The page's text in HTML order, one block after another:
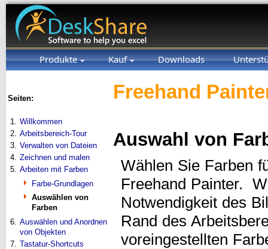
Produkte Kauf Downloads
Seiten:
1. Willkommen
2. Arbeitsbereich-Tour
3. Verwalten von Dateien
4. Zeichnen und malen
5. Arbeiten mit Farben
Farbe-Grundlagen
Auswählen von
Farben
6. Auswählen und Anordnen
von Objekten
7. Tastatur-Shortcuts
Freehand
Auswahl von
Wählen Sie Farben
Freehand Painter.
Notwendigkeit des
Rand des
voreingestellten